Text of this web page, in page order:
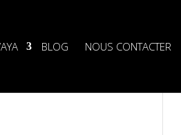
BLOG NOUS CONTACTER